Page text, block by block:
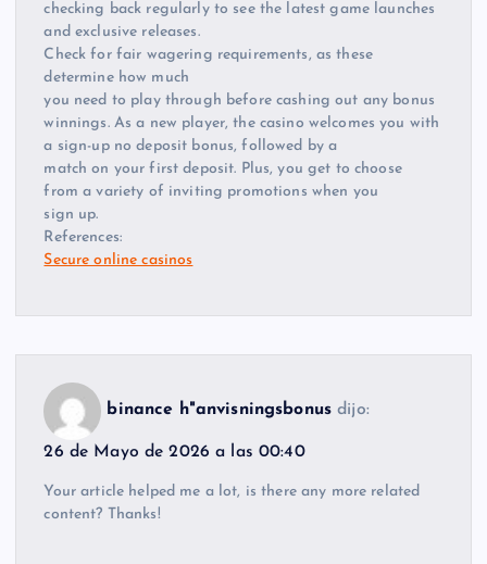
checking back regularly to see the latest game launches
and exclusive releases.
Check for fair wagering requirements, as these
determine how much
you need to play through before cashing out any bonus
winnings. As a new player, the casino welcomes you with
a sign-up no deposit bonus, followed by a
match on your first deposit. Plus, you get to choose
from a variety of inviting promotions when you
sign up.
References:
Secure online casinos
binance h"anvisningsbonus dijo:
26 de Mayo de 2026 a las 00:40
Your article helped me a lot, is there any more related
content? Thanks!